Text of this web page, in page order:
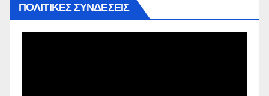
ΠΟΛΙΤΙΚΕΣ ΣΥΝΔΕΣΕΙΣ